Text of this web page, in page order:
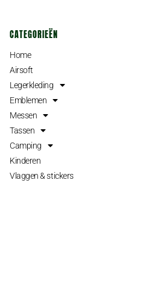
CATEGORIEËN
Home
Airsoft
Legerkleding
Emblemen
Messen
Tassen
Camping
Kinderen
Vlaggen & stickers